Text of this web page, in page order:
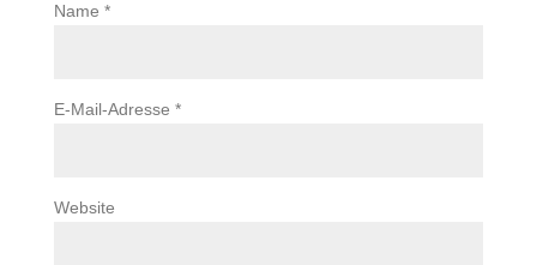
Name *
E-Mail-Adresse *
Website